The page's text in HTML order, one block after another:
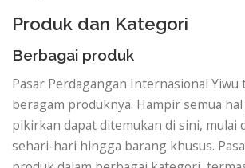
Produk dan Kategori
Berbagai produk
Pasar Perdagangan Internasional
beragam produknya. Hampir semua
pikirkan dapat ditemukan di sini, mulai
sehari-hari hingga barang khusus.